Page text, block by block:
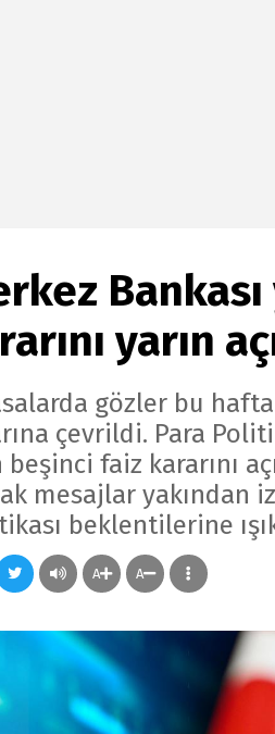
Bankası
yarın
gözler bu
çevrildi. Para
beşinci faiz kararını
mesajlar yakından
beklentilerine
A A